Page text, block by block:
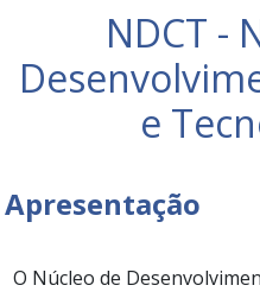
NDCT -
e
Apresentação
O Núcleo de